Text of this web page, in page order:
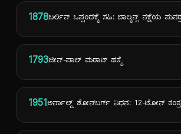
1878ಬರ್ಲಿನ್ ಒಪ್ಪಂದಕ್ಕೆ ಸಹಿ: ಬಾಲ್ಕನ್ಸ್ ನಕ್ಷೆಯ
1793ಜೀನ್-ಪಾಲ್ ಮರಾಟ್ ಹತ್ಯೆ
1951ಅರ್ನಾಲ್ಡ್ ಶೋನ್‌ಬರ್ಗ್ ನಿಧನ: 12-ಟೋನ್